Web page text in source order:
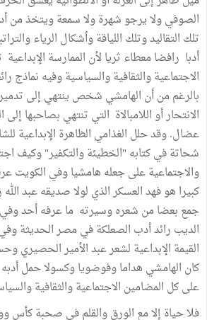
الصوفي ولا يرجو شهرة ولا سمعة ويتخذ من
تلك التقاليد وتلك اللياقة وأشكال الرياء
أدبا رافضا معطاء ثريا لأن الممارسة
الاجتماعية والثقافية والسياسية وفيه نماذج
بالرغم من أن الهامشي شخص ينتهي إلى تدمير
الانتحار أو اللامبالاة التي تنتهي بصاحبها
عضال. وقد حلل الغذامي الظاهرة الإبداعية
شحاتة في كتابه "الخطيئة والتكفير" وكيف
والاجتماعية على جعله هامشيا وفي الكويت
كبيرا هو فهد العسكر الذي لولا صديقه عبد الله
جمع بعضا من شعره وسيرته ما عرفه أحد
الديب رائد أدب الصعلكة في مصر الحديثة
القيمة الإبداعية لشعر عبد الأمير الحصيري
كان الهامشي هداما وفوضويا وكسولا حمل أدبه
على كل المضامين الاجتماعية والثقافية
فلا حياة إلا مع الورق والقلم في صحبة كأس